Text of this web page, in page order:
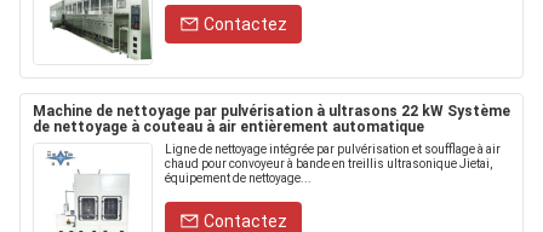
Contactez
Machine de nettoyage par pulvérisation à ultrasons 22 kW Système
de nettoyage à couteau à air entièrement automatique
Ligne de nettoyage intégrée par pulvérisation et soufflage à air
chaud pour convoyeur à bande en treillis ultrasonique Jietai,
équipement de nettoyage...
Contactez